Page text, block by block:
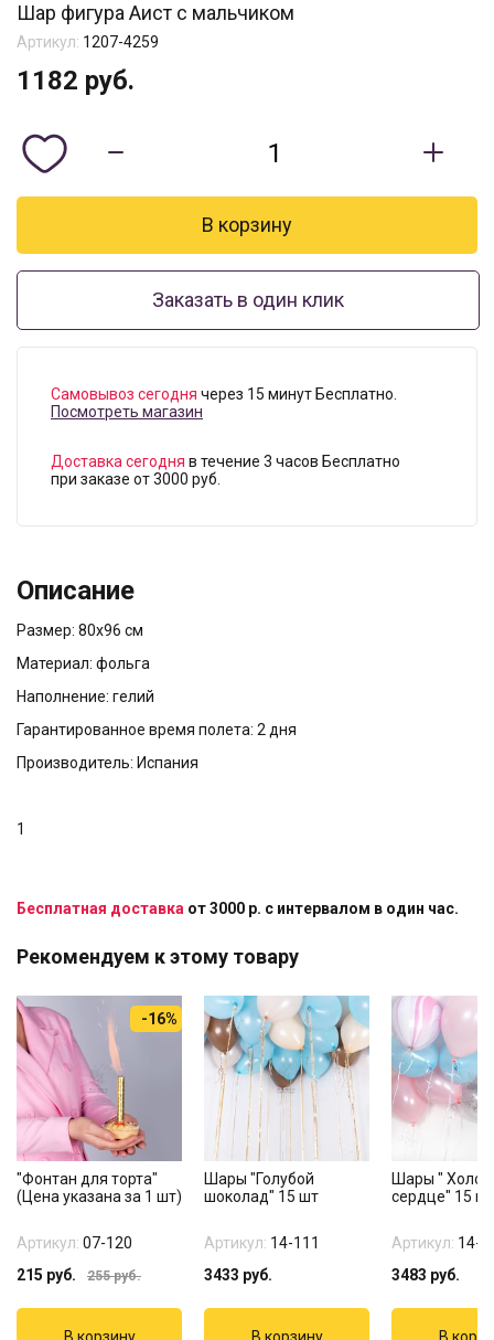
Шар фигура Аист с мальчиком
Артикул: 1207-4259
1182 руб.
Заказать в один клик
Самовывоз сегодня через 15 минут Бесплатно.
Посмотреть магазин
Доставка сегодня в течение 3 часов Бесплатно
при заказе от 3000 руб.
Описание
Размер: 80х96 см
Материал: фольга
Наполнение: гелий
Гарантированное время полета: 2 дня
Производитель: Испания
1
Бесплатная доставка от 3000 р. с интервалом в один час.
Рекомендуем к этому товару
-16%
"Фонтан для торта"
(Цена указана за 1 шт)
Артикул: 07-120
215 руб. 255руб.
Шары "Голубой
шоколад" 15 шт
Артикул: 14-111
3433 руб.
Шары "
сердце" 15 шт
Артикул: 14-
3483 руб.